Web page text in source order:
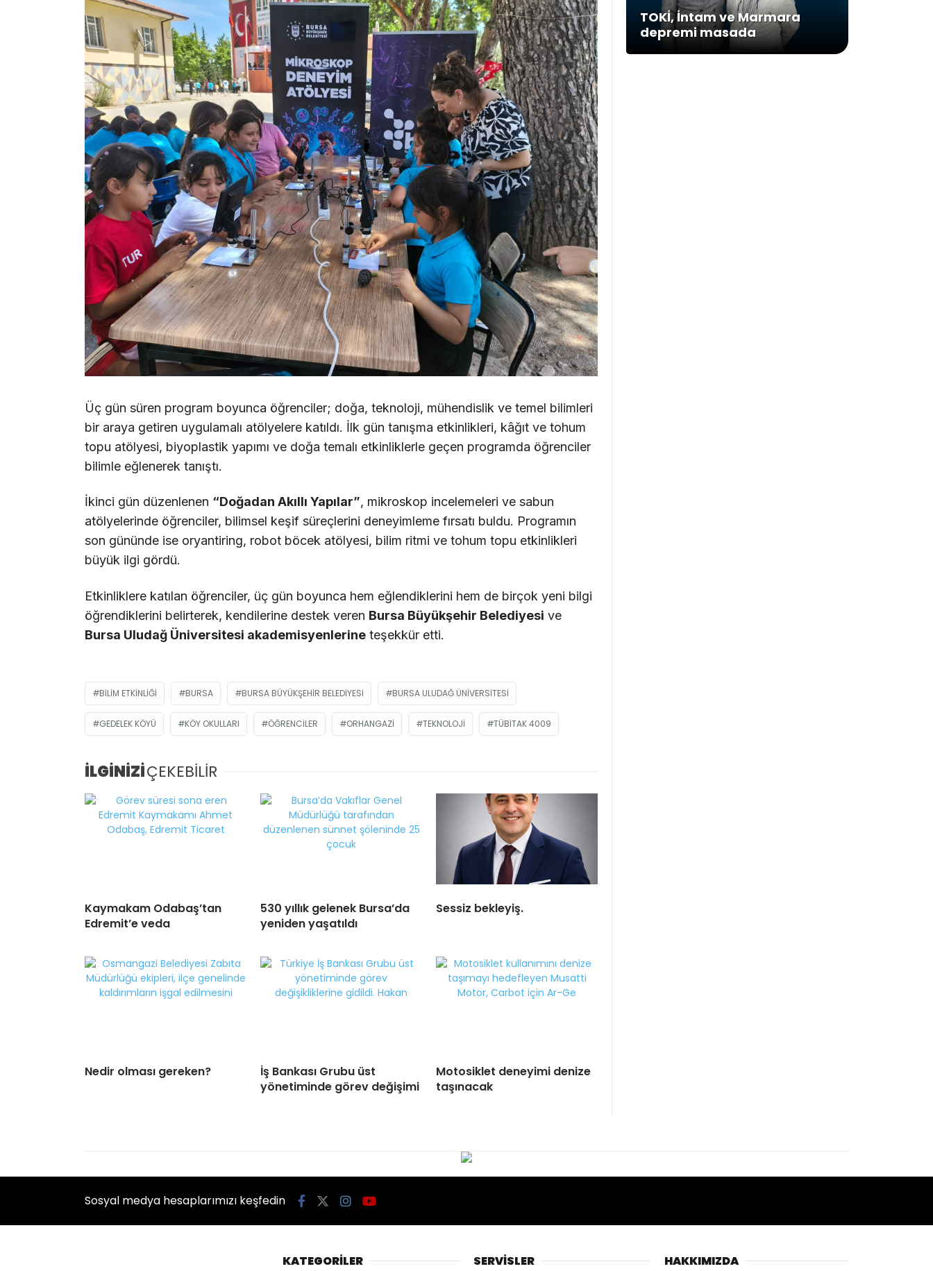
Üç gün süren program boyunca öğrenciler; doğa, teknoloji, mühendislik ve temel bilimleri
bir araya getiren uygulamalı atölyelere katıldı. İlk gün tanışma etkinlikleri, kâğıt ve tohum
topu atölyesi, biyoplastik yapımı ve doğa temalı etkinliklerle geçen programda öğrenciler
bilimle eğlenerek tanıştı.
İkinci gün düzenlenen “Doğadan Akıllı Yapılar”, mikroskop incelemeleri ve sabun
atölyelerinde öğrenciler, bilimsel keşif süreçlerini deneyimleme fırsatı buldu. Programın
son gününde ise oryantiring, robot böcek atölyesi, bilim ritmi ve tohum topu etkinlikleri
büyük ilgi gördü.
Etkinliklere katılan öğrenciler, üç gün boyunca hem eğlendiklerini hem de birçok yeni bilgi
öğrendiklerini belirterek, kendilerine destek veren Bursa Büyükşehir Belediyesi ve
Bursa Uludağ Üniversitesi akademisyenlerine teşekkür etti.
BILIM ETKINLIĞI BURSA BURSA BÜYÜKŞEHIR BELEDIYESI BURSA ULUDAĞ ÜNIVERSITESI
GEDELEK KÖYÜ KÖY OKULLARI ÖĞRENCILER ORHANGAZI TEKNOLOJI TÜBİTAK 4009
İLGİNİZİÇEKEBİLİR
Kaymakam Odabaş’tan
Edremit’e veda
530 yıllık gelenek Bursa’da
yeniden yaşatıldı
Sessiz bekleyiş.
Nedir olması gereken?
İş Bankası Grubu üst
yönetiminde görev değişimi
Motosiklet deneyimi denize
taşınacak
TOKİ, İntam ve Marmara
depremi masada
Sosyal medya hesaplarımızı keşfedin
KATEGORİLER SERVİSLER HAKKIMIZDA